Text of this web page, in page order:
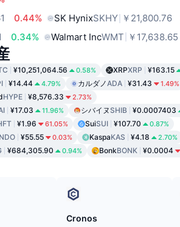
0.44% SK HynixSKHY ￥21,800.76
0.34% Walmart IncWMT ￥17,638.65
¥10,251,064.56 0.58% XRPXRP ¥163.15
¥14.44 4.79% カルダノADA ¥31.43 1.49%
HYPE ¥8,576.33 2.73%
¥17.03 11.96% シバイヌ SHIB ¥0.0007403
¥1.96 61.05% SuiSUI ¥107.70 0.87%
¥55.55 0.03% KaspaKAS ¥4.18 2.70%
¥684,305.90 0.94% BonkBONK ¥0.0004
Cronos